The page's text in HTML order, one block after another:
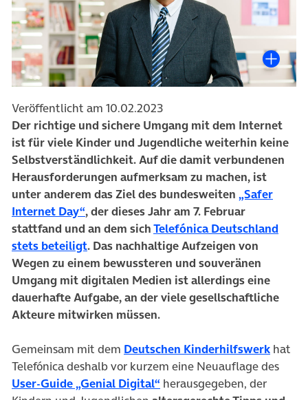
Veröffentlicht am 10.02.2023
Der richtige und sichere Umgang mit dem Internet
ist für viele Kinder und Jugendliche weiterhin keine
Selbstverständlichkeit. Auf die damit verbundenen
Herausforderungen aufmerksam zu machen, ist
unter anderem das Ziel des bundesweiten „Safer
Internet Day“(öffnet in neuem Tab)
, der dieses Jahr am 7. Februar
stattfand und an dem sichTelefónica Deutschland
stets beteiligt. Das nachhaltige Aufzeigen von
Wegen zu einem bewussteren und souveränen
Umgang mit digitalen Medien ist allerdings eine
dauerhafte Aufgabe, an der viele gesellschaftliche
Akteure mitwirken müssen.
Gemeinsam mit dem Deutschen Kinderhilfswerk hat
Telefónica deshalb vor kurzem eine Neuauflage des
User-Guide „Genial Digital“ (öffnet in neuem Tab)
herausgegeben, der